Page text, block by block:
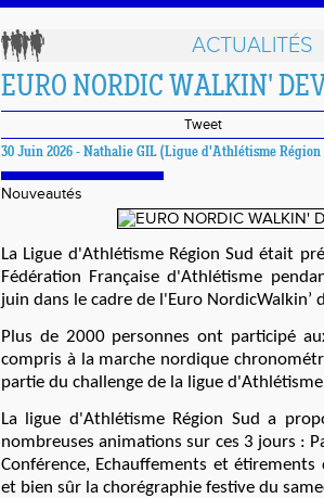
ACTUALITÉS
EURO NORDIC WALKIN'
Tweet
30 Juin 2026 - Nathalie GIL (Ligue d'Athlétisme Région
Nouveautés
La Ligue d'Athlétisme Région Sud était
Fédération Française d'Athlétisme
juin dans le cadre de l'Euro NordicWalkin’
Plus de 2000 personnes ont participé
compris à la marche nordique
partie du challenge de la ligue d'Athlétisme
La ligue d'Athlétisme Région Sud a
nombreuses animations sur ces 3 jours :
Conférence, Echauffements et
et bien sûr la chorégraphie festive du